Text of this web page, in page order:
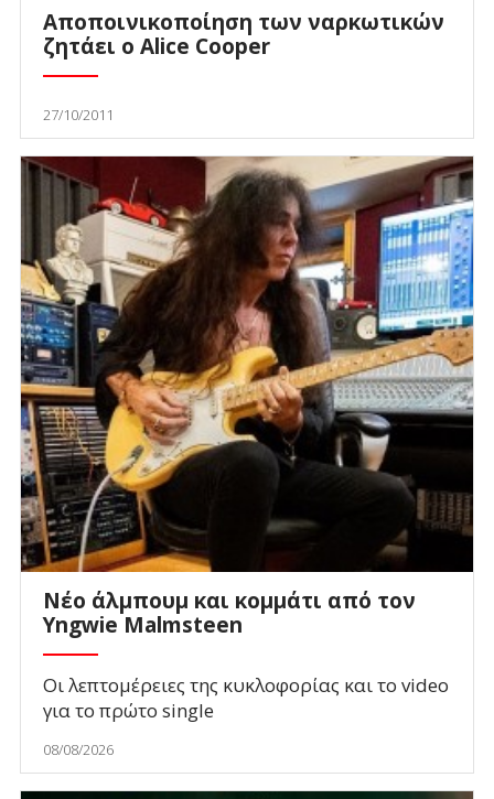
Αποποινικοποίηση των ναρκωτικών
ζητάει ο Alice Cooper
27/10/2011
Νέο άλμπουμ και κομμάτι από τον
Yngwie Malmsteen
Οι λεπτομέρειες της κυκλοφορίας και το video
για το πρώτο single
08/08/2026